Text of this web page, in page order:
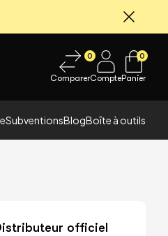
0
ComparerCompte
0
Panier
SubventionsBlogBoîte à outils
officiel